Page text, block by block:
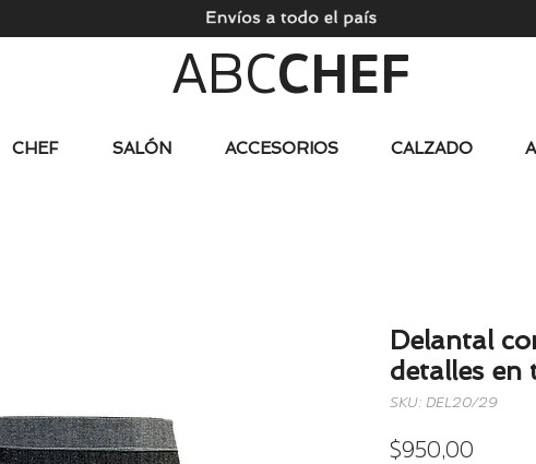
ABCCHEF
CHEF SALÓN ACCESORIOS CALZADO
Delantal
detalles en
SKU: DEL20/29
$ 950,00